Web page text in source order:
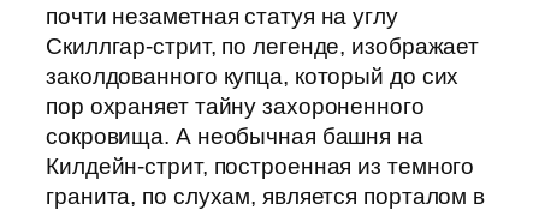
почти незаметная статуя на углу
Скиллгар-стрит, по легенде, изображает
заколдованного купца, который до сих
пор охраняет тайну захороненного
сокровища. А необычная башня на
Килдейн-стрит, построенная из темного
гранита, по слухам, является порталом в